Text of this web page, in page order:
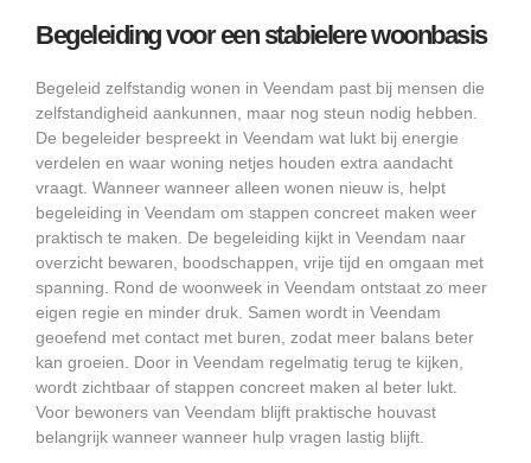
Begeleiding voor een stabielere woonbasis
Begeleid zelfstandig wonen in Veendam past bij mensen die
zelfstandigheid aankunnen, maar nog steun nodig hebben.
De begeleider bespreekt in Veendam wat lukt bij energie
verdelen en waar woning netjes houden extra aandacht
vraagt. Wanneer wanneer alleen wonen nieuw is, helpt
begeleiding in Veendam om stappen concreet maken weer
praktisch te maken. De begeleiding kijkt in Veendam naar
overzicht bewaren, boodschappen, vrije tijd en omgaan met
spanning. Rond de woonweek in Veendam ontstaat zo meer
eigen regie en minder druk. Samen wordt in Veendam
geoefend met contact met buren, zodat meer balans beter
kan groeien. Door in Veendam regelmatig terug te kijken,
wordt zichtbaar of stappen concreet maken al beter lukt.
Voor bewoners van Veendam blijft praktische houvast
belangrijk wanneer wanneer hulp vragen lastig blijft.